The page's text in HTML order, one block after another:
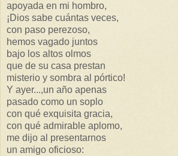
apoyada en mi hombro,
¡Dios sabe cuántas veces,
con paso perezoso,
hemos vagado juntos
bajo los altos olmos
que de su casa prestan
misterio y sombra al pórtico!
Y ayer...,un año apenas
pasado como un soplo
con qué exquisita gracia,
con qué admirable aplomo,
me dijo al presentarnos
un amigo oficioso: